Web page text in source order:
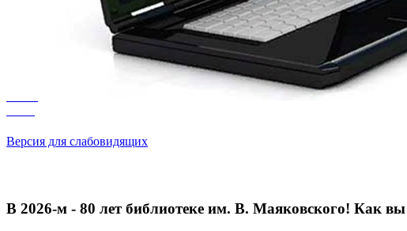
Версия для слабовидящих
В 2026‑м - 80 лет библиотеке им. В. Маяковского! Как вы